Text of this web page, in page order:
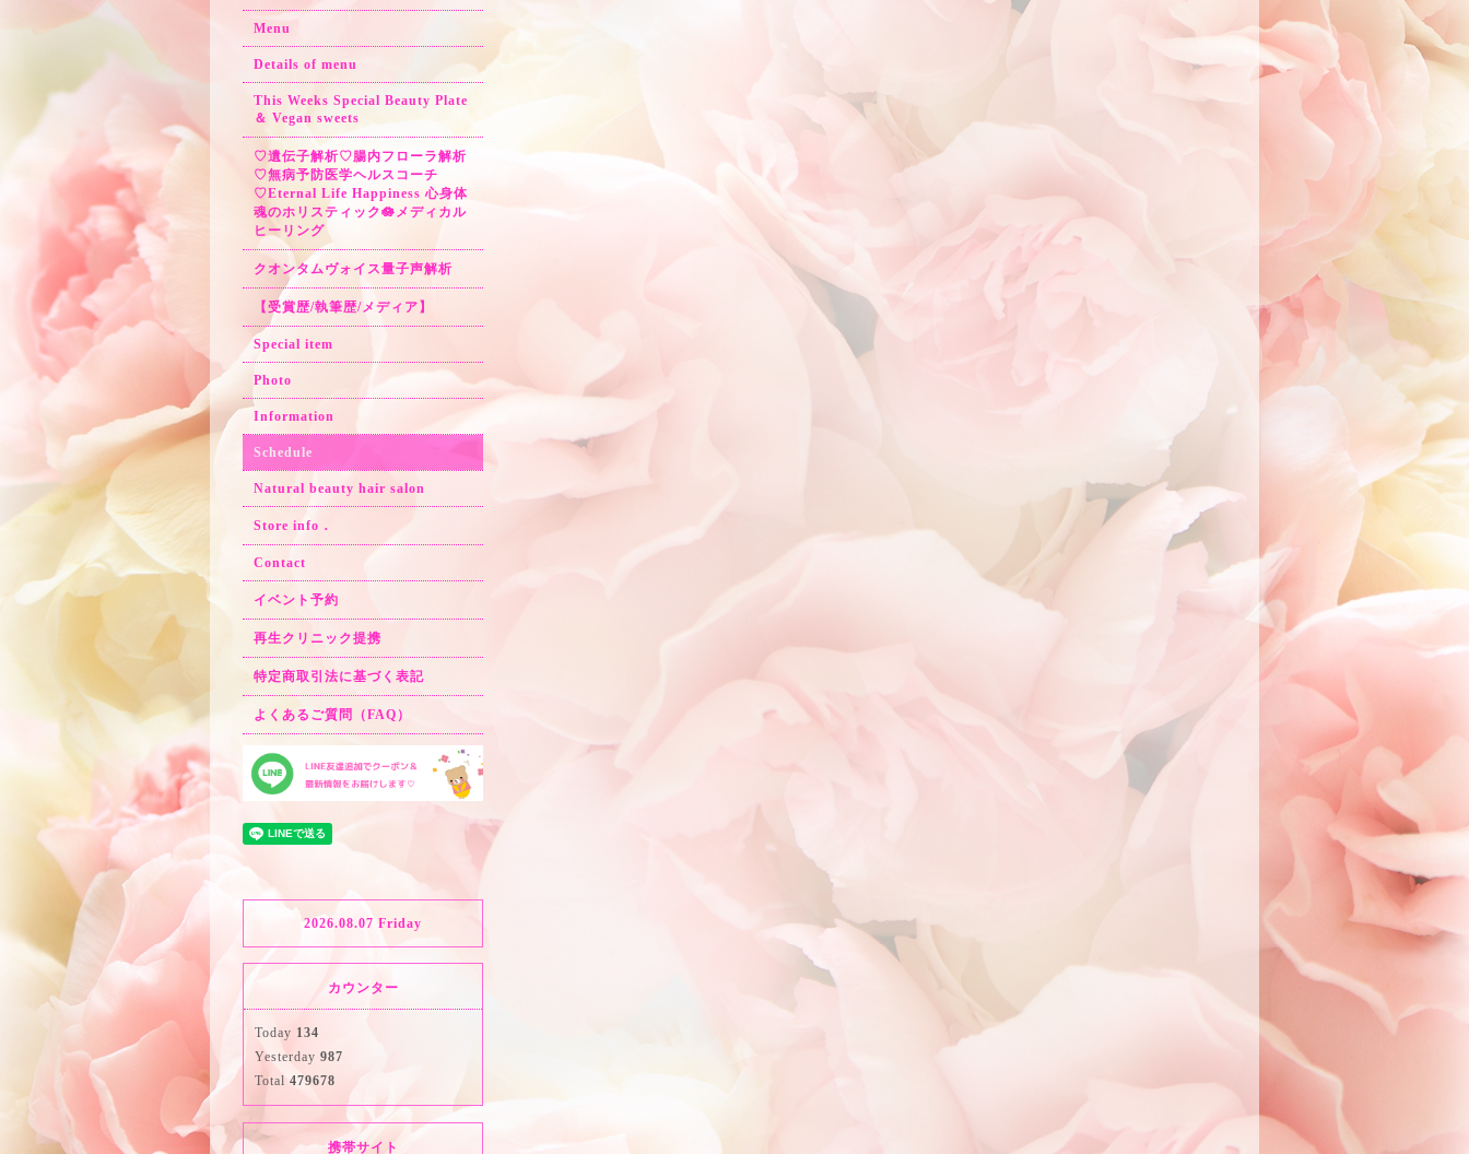
Menu
Details of menu
This Weeks Special Beauty Plate
＆ Vegan sweets
♡遺伝子解析♡腸内フローラ解析
♡無病予防医学ヘルスコーチ
♡Eternal Life Happiness 心身体
魂のホリスティック🪷メディカル
ヒーリング
クオンタムヴォイス量子声解析
【受賞歴/執筆歴/メディア】
Special item
Photo
Information
Schedule
Natural beauty hair salon
Store info．
Contact
イベント予約
再生クリニック提携
特定商取引法に基づく表記
よくあるご質問（FAQ）
2026.08.07 Friday
カウンター
Today 134
Yesterday 987
Total 479678
携帯サイト